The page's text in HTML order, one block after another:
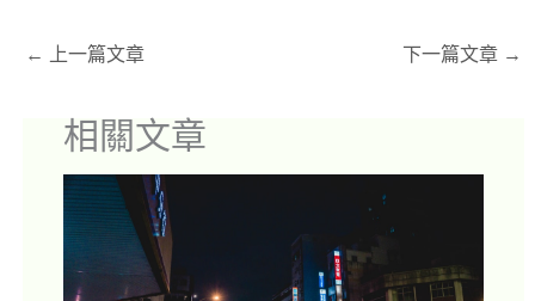
← 上一篇文章 下一篇文章 →
相關文章